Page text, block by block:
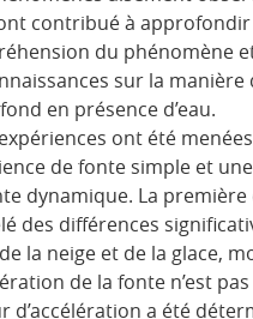
contribué à approfondir
du phénomène
sur la manière
en présence d’eau.
ont été
de fonte simple et
dynamique. La première
des différences
la neige et de la glace,
de la fonte n’est
d’accélération a été